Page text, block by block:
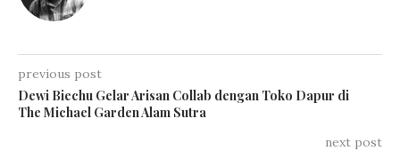
previous post
Dewi Biechu Gelar Arisan Collab dengan Toko Dapur di
The Michael Garden Alam Sutra
next post